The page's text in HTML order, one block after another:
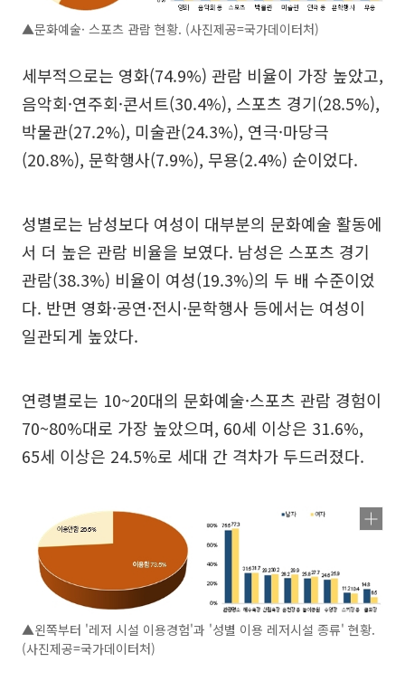
▲문화예술· 스포츠 관람 현황. (사진제공=국가데이터처)
세부적으로는 영화(74.9%) 관람 비율이 가장 높았고,
음악회·연주회·콘서트(30.4%), 스포츠 경기(28.5%),
박물관(27.2%), 미술관(24.3%), 연극·마당극
(20.8%), 문학행사(7.9%), 무용(2.4%) 순이었다.
성별로는 남성보다 여성이 대부분의 문화예술 활동에
서 더 높은 관람 비율을 보였다. 남성은 스포츠 경기
관람(38.3%) 비율이 여성(19.3%)의 두 배 수준이었
다. 반면 영화·공연·전시·문학행사 등에서는 여성이
일관되게 높았다.
연령별로는 10~20대의 문화예술·스포츠 관람 경험이
70~80%대로 가장 높았으며, 60세 이상은 31.6%,
65세 이상은 24.5%로 세대 간 격차가 두드러졌다.
▲왼쪽부터 '레저 시설 이용경험'과 '성별 이용 레저시설 종류' 현황.
(사진제공=국가데이터처)